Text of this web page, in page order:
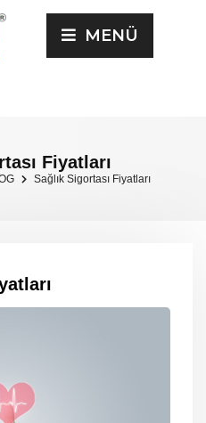
MENÜ
Fiyatları
Sağlık Sigortası Fiyatları